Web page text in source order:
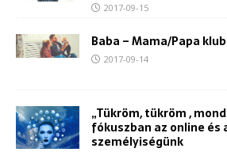
2017-09-15
Baba – Mama/Papa
2017-09-14
„Tükröm, tükröm ,
fókuszban az online és
személyiségünk